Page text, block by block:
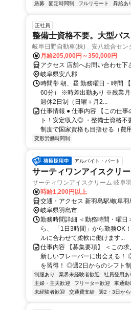
急募 固定時間制 フルリモート 昇給あ
正社員
整備士資格不要。大型バ
岐阜日野自動車(株) 安八総合セン
月給205,000円～350,000円
アクセス 店舗へお問い合わせ下
岐阜県安八郡
時間帯 朝、昼 勤務曜日・時間
60分） ※時差出勤あり ※残業月
週休2日制（日曜＋月2...
仕事情報 ● 仕事内容 【この仕
ト！安定収入◎ ・整備士資格不
制度で国家資格も目指せる（費
変形労働時間制
アルバイト・パート
サーティワンアイスクリ
サーティワンアイスクリーム 岐阜
時給1,200円以上
交通・アクセス 新羽島駅/岐阜
岐阜県羽島市
勤務時間詳細 ＜勤務時間・曜
ら、 「1日3時間」から勤務OK
ルに合わせて柔軟に働けます...
仕事内容 【募集要項】 ＜この
新しいフレーバーに出会える！
を習得！ ◎週2日からのシフト
制服あり 業界未経験者歓迎 社員登用あ
主婦・主夫歓迎
フリーター歓迎 車通勤
未経験者歓迎
交通費支給 週2・3日か